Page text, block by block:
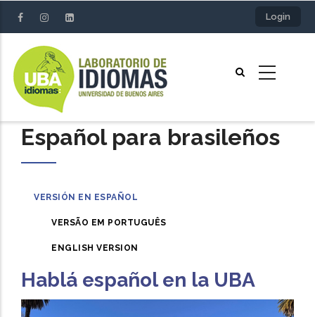
content
Login
Español para brasileños
VERSIÓN EN ESPAÑOL
VERSÃO EM PORTUGUÊS
ENGLISH VERSION
Hablá español en la UBA